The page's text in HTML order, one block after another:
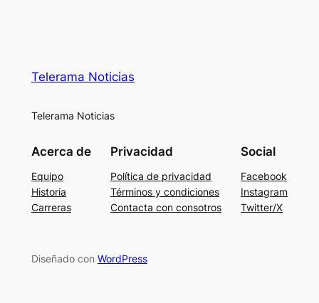
Telerama Noticias
Telerama Noticias
Acerca de
Equipo
Historia
Carreras
Privacidad
Política de privacidad
Términos y condiciones
Contacta con consotros
Social
Facebook
Instagram
Twitter/X
Diseñado con WordPress